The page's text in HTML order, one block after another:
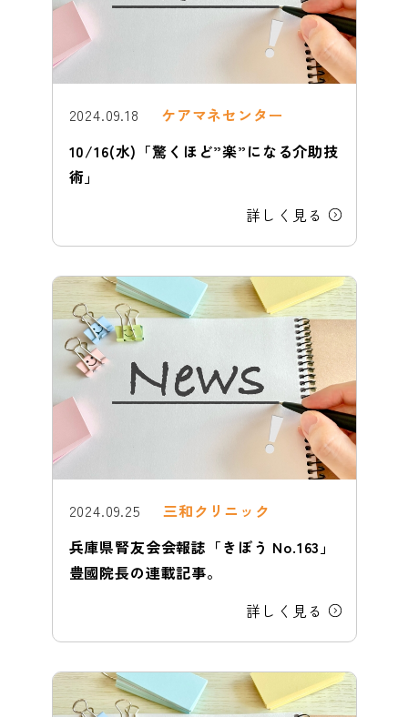
2024.09.18
ケアマネセンター
10/16(水)「驚くほど”楽”になる介助技
術」
詳しく見る
2024.09.25
三和クリニック
兵庫県腎友会会報誌「きぼう No.163」
豊國院長の連載記事。
詳しく見る